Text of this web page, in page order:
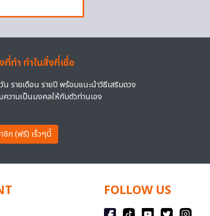
ทำ ทำในสิ่งที่เชื่อ
รายเดือน รายปี พร้อมแนะนำวิธีเสริมดวง
วามเป็นมงคลให้กับตัวท่านเอง
ชิก (ฟรี) เร็วๆนี้
FOLLOW US